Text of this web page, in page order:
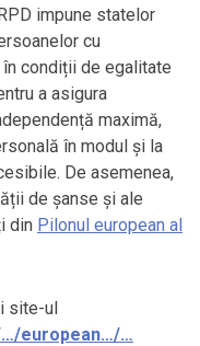
impune statelor
cu
condiții de egalitate
a asigura
maximă,
în modul și la
De asemenea,
de șanse și ale
din Pilonul european al
site-ul
…/european…/…